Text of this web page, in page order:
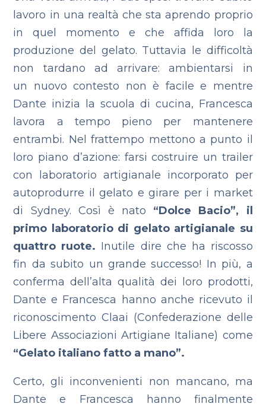
lavoro in una realtà che sta aprendo proprio
in quel momento e che affida loro la
produzione del gelato. Tuttavia le difficoltà
non tardano ad arrivare: ambientarsi in
un nuovo contesto non è facile e mentre
Dante inizia la scuola di cucina, Francesca
lavora a tempo pieno per mantenere
entrambi. Nel frattempo mettono a punto il
loro piano d’azione: farsi costruire un trailer
con laboratorio artigianale incorporato per
autoprodurre il gelato e girare per i market
di Sydney. Così è nato “Dolce Bacio”,
il
primo laboratorio di gelato artigianale su
quattro ruote. Inutile dire che ha riscosso
fin da subito un grande successo! In più, a
conferma dell’alta qualità dei loro prodotti,
Dante e Francesca hanno anche ricevuto il
riconoscimento Claai (Confederazione delle
Libere Associazioni Artigiane Italiane) come
“Gelato italiano fatto a mano”.
Certo, gli inconvenienti non mancano, ma
Dante e Francesca hanno finalmente